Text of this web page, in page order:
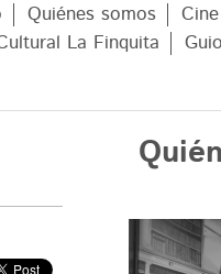
Quiénes somos
La Finquita